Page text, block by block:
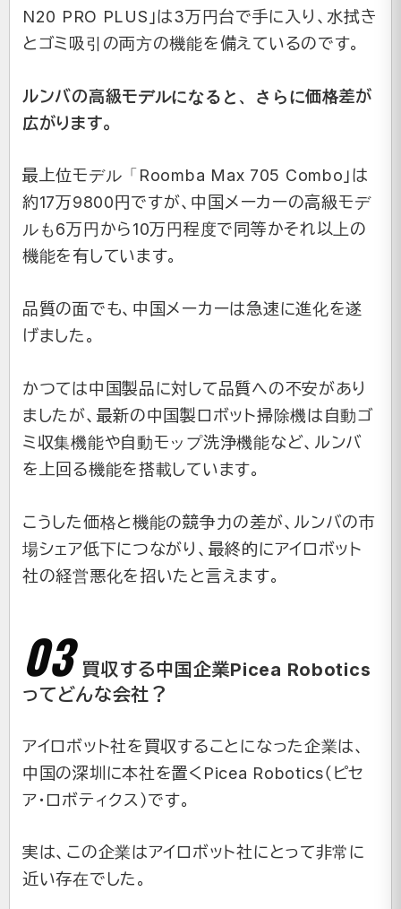
N20 PRO PLUS」は3万円台で手に入り、水拭き
とゴミ吸引の両方の機能を備えているのです。
ルンバの高級モデルになると、さらに価格差が
広がります。
最上位モデル「Roomba Max 705 Combo」は
約17万9800円ですが、中国メーカーの高級モデ
ルも6万円から10万円程度で同等かそれ以上の
機能を有しています。
品質の面でも、中国メーカーは急速に進化を遂
げました。
かつては中国製品に対して品質への不安があり
ましたが、最新の中国製ロボット掃除機は自動ゴ
ミ収集機能や自動モップ洗浄機能など、ルンバ
を上回る機能を搭載しています。
こうした価格と機能の競争力の差が、ルンバの市
場シェア低下につながり、最終的にアイロボット
社の経営悪化を招いたと言えます。
買収する中国企業Picea Robotics
ってどんな会社？
アイロボット社を買収することになった企業は、
中国の深圳に本社を置くPicea Robotics（ピセ
ア・ロボティクス）です。
実は、この企業はアイロボット社にとって非常に
近い存在でした。